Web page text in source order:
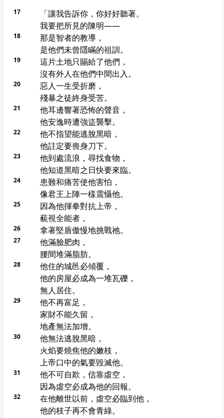
17
「讓我告訴你，你好好聽著。
我要把所見的陳明——
18
那是智者的教導，
是他們未曾隱瞞的祖訓。
19
這片土地只賜給了他們，
沒有外人在他們中間出入。
20
惡人一生受折磨，
殘暴之徒終身受苦。
21
他耳邊響著恐怖的聲音，
他安逸時遭強盜襲擊。
22
他不指望能逃脫黑暗，
他註定要喪身刀下。
23
他到處流浪，尋找食物，
他知道黑暗之日快要來臨。
24
患難和痛苦使他害怕，
像君王上陣一樣震懾他。
25
因為他揮拳對抗上帝，
藐視全能者，
26 拿著堅盾傲慢地挑戰祂。
27
他滿臉肥肉，
腰間堆滿脂肪。
28
他住的城邑必傾覆，
他的房屋必成為一堆瓦礫，
無人居住。
29
他不再富足，
家財不能久留，
地產無法加增。
30
他無法逃脫黑暗，
火焰要燒焦他的嫩枝，
上帝口中的氣要毀滅他。
31
他不可自欺，信靠虛空，
因為虛空必成為他的回報。
32
在他離世以前，虛空必臨到他，
他的枝子再不會青綠。